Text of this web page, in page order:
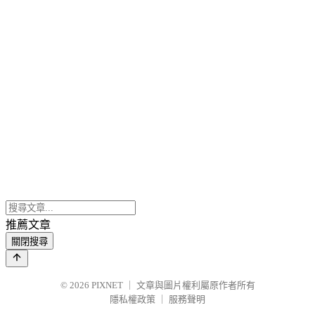
推薦文章
關閉搜尋
© 2026 PIXNET
文章與圖片權利屬原作者所有
隱私權政策
服務聲明